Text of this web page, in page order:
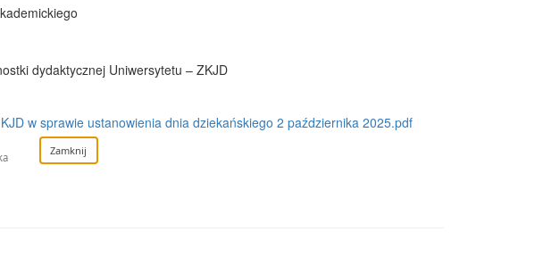
dydaktycznej Uniwersytetu – ZKJD
w sprawie ustanowienia dnia dziekańskiego 2 października 2025.pdf